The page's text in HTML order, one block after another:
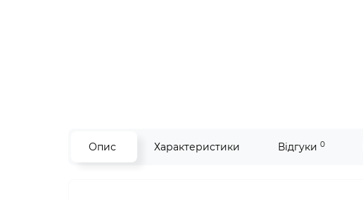
Опис Характеристики Відгуки 0